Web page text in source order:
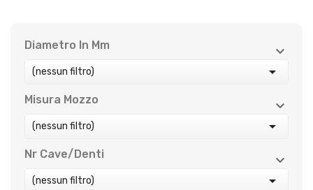
Diametro In Mm


(nessun filtro) 
Misura Mozzo


(nessun filtro) 
Nr Cave/denti


(nessun filtro) 